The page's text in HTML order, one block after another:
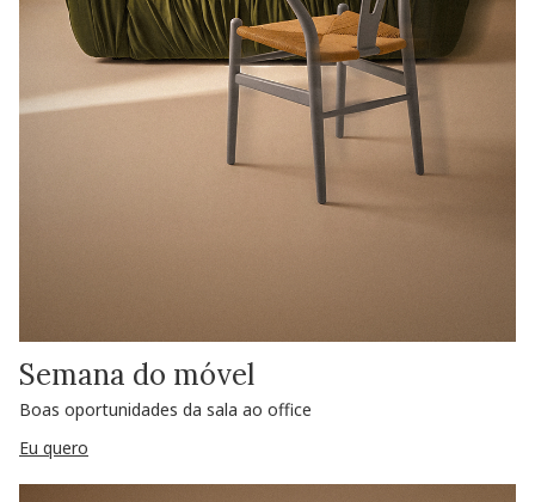
Semana do móvel
Boas oportunidades da sala ao office
Eu quero